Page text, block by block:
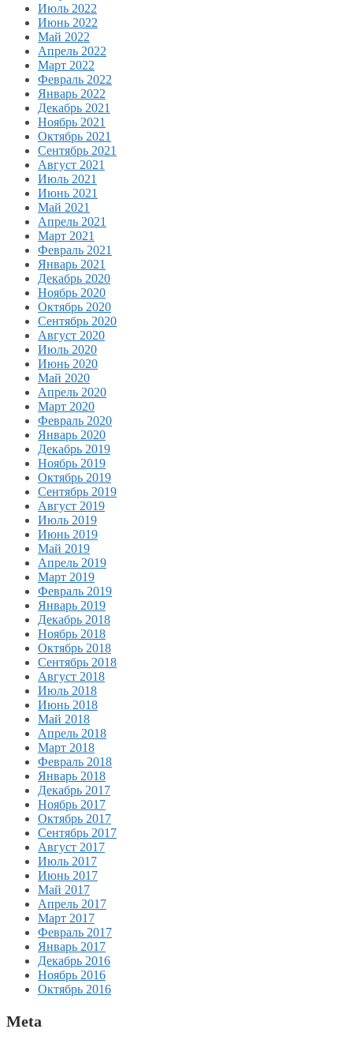
Июль 2022
Июнь 2022
Май 2022
Апрель 2022
Март 2022
Февраль 2022
Январь 2022
Декабрь 2021
Ноябрь 2021
Октябрь 2021
Сентябрь 2021
Август 2021
Июль 2021
Июнь 2021
Май 2021
Апрель 2021
Март 2021
Февраль 2021
Январь 2021
Декабрь 2020
Ноябрь 2020
Октябрь 2020
Сентябрь 2020
Август 2020
Июль 2020
Июнь 2020
Май 2020
Апрель 2020
Март 2020
Февраль 2020
Январь 2020
Декабрь 2019
Ноябрь 2019
Октябрь 2019
Сентябрь 2019
Август 2019
Июль 2019
Июнь 2019
Май 2019
Апрель 2019
Март 2019
Февраль 2019
Январь 2019
Декабрь 2018
Ноябрь 2018
Октябрь 2018
Сентябрь 2018
Август 2018
Июль 2018
Июнь 2018
Май 2018
Апрель 2018
Март 2018
Февраль 2018
Январь 2018
Декабрь 2017
Ноябрь 2017
Октябрь 2017
Сентябрь 2017
Август 2017
Июль 2017
Июнь 2017
Май 2017
Апрель 2017
Март 2017
Февраль 2017
Январь 2017
Декабрь 2016
Ноябрь 2016
Октябрь 2016
Meta